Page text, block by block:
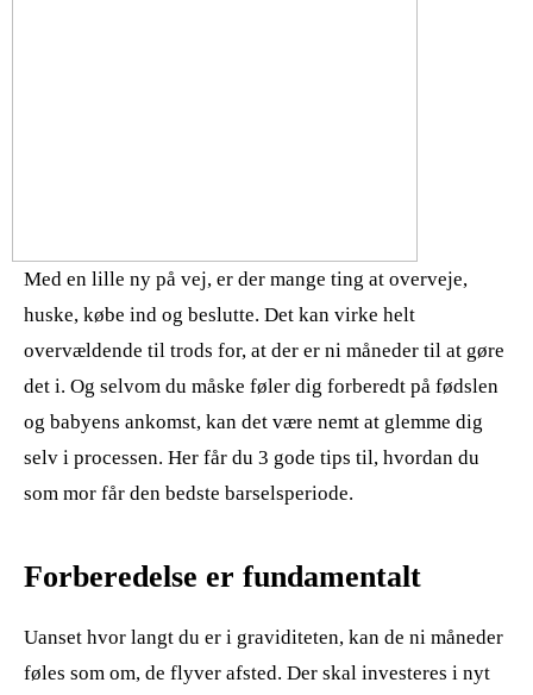
Med en lille ny på vej, er der mange ting at overveje,
huske, købe ind og beslutte. Det kan virke helt
overvældende til trods for, at der er ni måneder til at gøre
det i. Og selvom du måske føler dig forberedt på fødslen
og babyens ankomst, kan det være nemt at glemme dig
selv i processen. Her får du 3 gode tips til, hvordan du
som mor får den bedste barselsperiode.
Forberedelse er fundamentalt
Uanset hvor langt du er i graviditeten, kan de ni måneder
føles som om, de flyver afsted. Der skal investeres i nyt